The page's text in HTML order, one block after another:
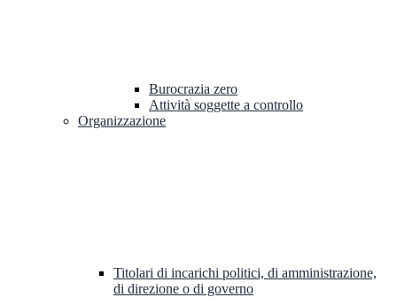
Burocrazia zero
Attività soggette a controllo
Organizzazione
Titolari di incarichi politici, di amministrazione,
di direzione o di governo